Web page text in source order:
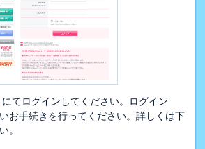
てログインしてください。ログイン
お手続きを行ってください。詳しくは下
。